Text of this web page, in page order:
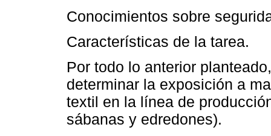
Conocimientos sobre
Características de la tarea.
Por todo lo anterior
determinar la exposición a
textil en la línea de
sábanas y edredones).